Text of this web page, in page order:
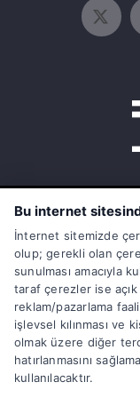
15
Bu internet
İnternet sitemizde
olup; gerekli olan
sunulması amacıyla
taraf çerezler ise
reklam/pazarlama
işlevsel kılınması
olmak üzere diğer
hatırlanmasını
kullanılacaktır.